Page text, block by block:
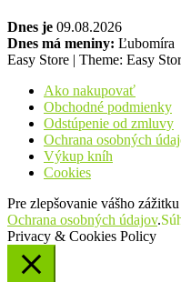
Dnes je 09.08.2026
Dnes má meniny: Ľubomíra
Easy Store | Theme: Easy
Ako nakupovať
Obchodné podmienky
Odstúpenie od zmluvy
Ochrana osobných
Výkup kníh
Cookies
Pre zlepšovanie vášho
Ochrana osobných údajov.
Privacy & Cookies Policy